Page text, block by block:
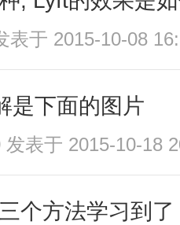
表于 2015-10-08
是下面的图片
发表于 2015-10-18
个方法学习到了